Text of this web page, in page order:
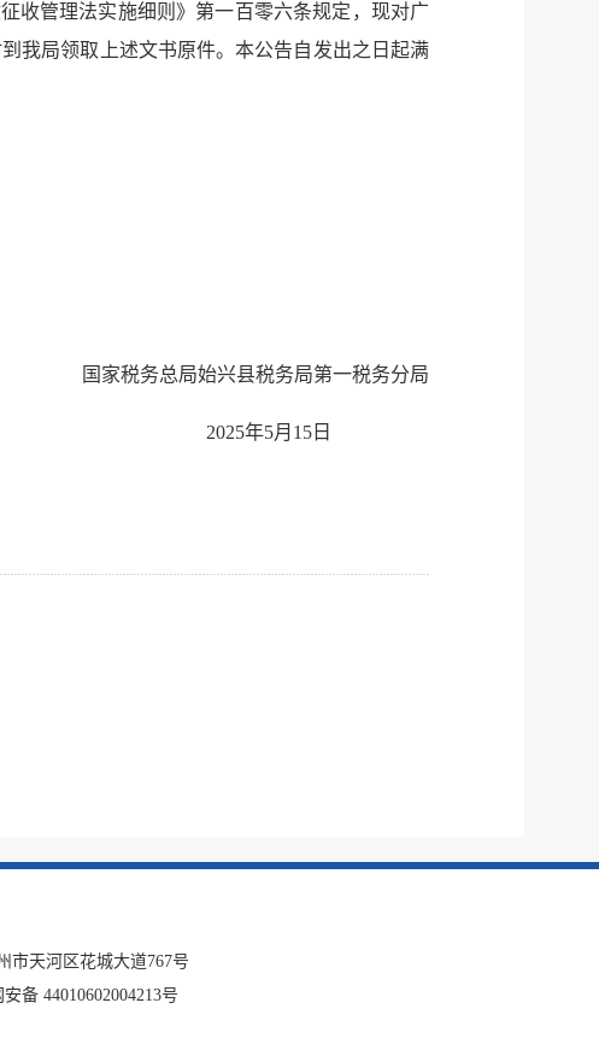
收管理法实施细则》第一百零六条规定，现对广
我局领取上述文书原件。本公告自发出之日起满
国家税务总局始兴县税务局第一税务分局
2025年5月 15 日
市天河区花城大道767号
备 44010602004213号